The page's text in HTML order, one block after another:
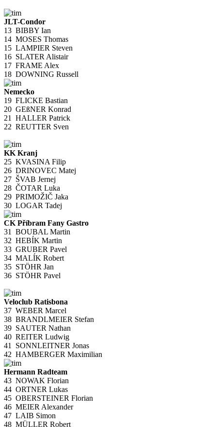
JLT-Condor
13 BIBBY Ian
14 MOSES Thomas
15 LAMPIER Steven
16 SLATER Alistair
17 FRAME Alex
18 DOWNING Russell
Nemecko
19 FLICKE Bastian
20 GEßNER Konrad
21
HALLER Patrick
22 REUTTER Sven
KK Kranj
25 KVASINA Filip
26 DRINOVEC Matej
27 ŠVAB Jernej
28 ČOTAR Luka
29 PRIMOŽIČ Jaka
30 LOGAR Tadej
CK Příbram Fany Gastro
31
BOUBAL Martin
32 HEBÍK Martin
33 GRUBER Pavel
34 MALÍK Robert
35 STÖHR Jan
36 STÖHR Pavel
Veloclub Ratisbona
37 WEBER Marcel
38 BRANDLMEIER Stefan
39 SAUTER Nathan
40 REITER Ludwig
41
SONNLEITNER Jonas
42 HAMBERGER Maximilian
Hermann Radteam
43 NOWAK Florian
44 ORTNER Lukas
45 OBERSTEINER Florian
46 MEIER Alexander
47 LAIB Simon
48 MÜLLER Robert